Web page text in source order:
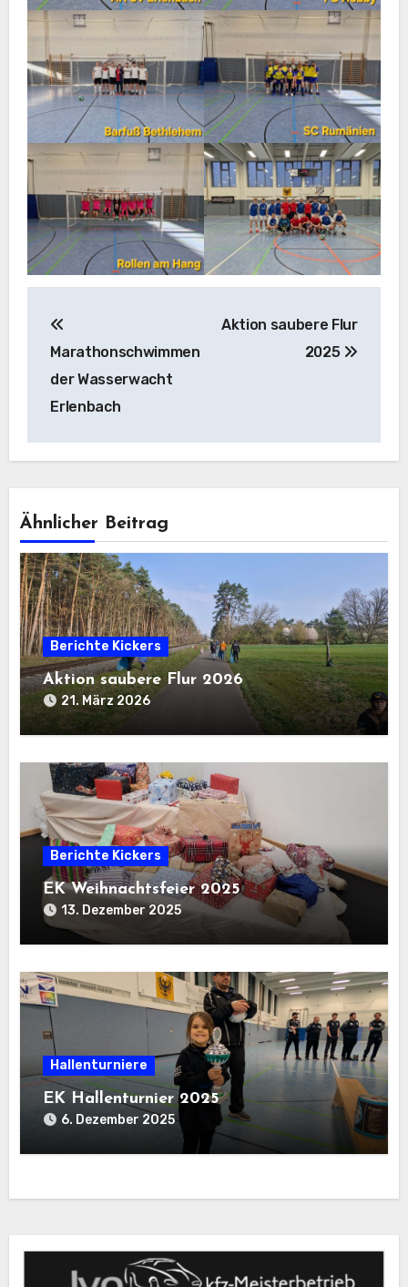
Marathonschwimmen
der Wasserwacht
Erlenbach
Aktion saubere Flur
2025
Ähnlicher Beitrag
Berichte Kickers
Aktion saubere Flur 2026
21. März 2026
Berichte Kickers
EK Weihnachtsfeier 2025
13. Dezember 2025
Hallenturniere
EK Hallenturnier 2025
6. Dezember 2025